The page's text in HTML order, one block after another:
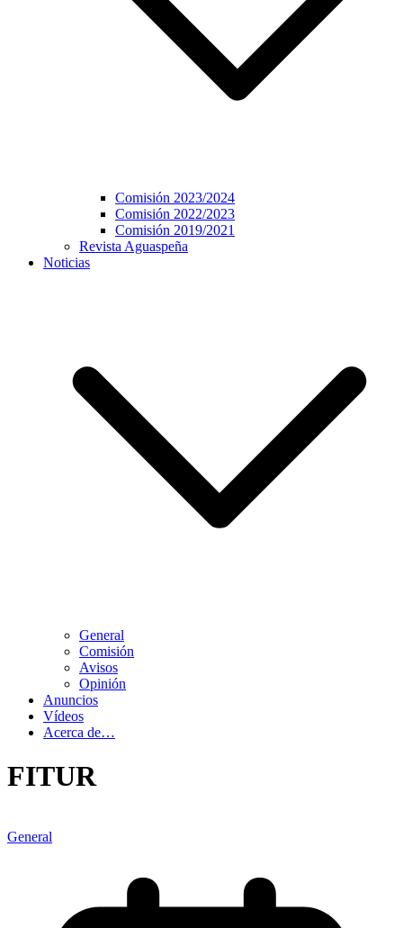
Comisión 2023/2024
Comisión 2022/2023
Comisión 2019/2021
Revista Aguaspeña
Noticias
General
Comisión
Avisos
Opinión
Anuncios
Vídeos
Acerca de…
FITUR
General